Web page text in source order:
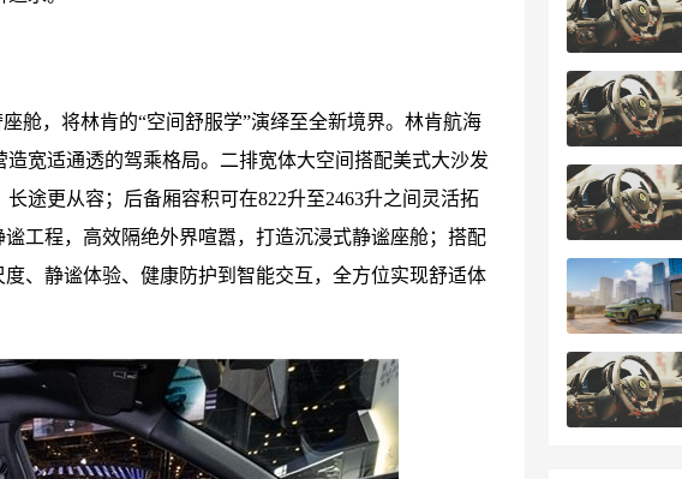
舱，将林肯的“空间舒服学”演绎至全新境界。林肯航海
宽适通透的驾乘格局。二排宽体大空间搭配美式大沙发
途更从容；后备厢容积可在822升至2463升之间灵活拓
工程，高效隔绝外界喧嚣，打造沉浸式静谧座舱；搭配
、静谧体验、健康防护到智能交互，全方位实现舒适体